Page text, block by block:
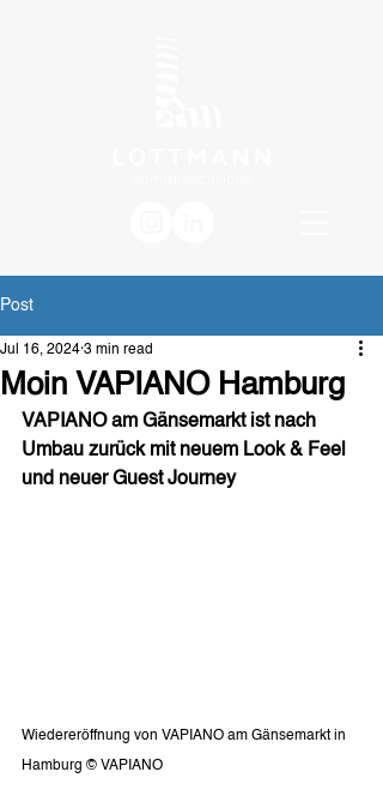
Post
Moin VAPIANO Hamburg
Jul 16, 2024 3 min read
VAPIANO am Gänsemarkt ist nach
Umbau zurück mit neuem Look & Feel
und neuer Guest Journey
Wiedereröffnung von VAPIANO am Gänsemarkt in
Hamburg © VAPIANO